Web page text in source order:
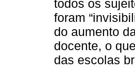
todos os
foram
do aumento
docente, o
das escolas